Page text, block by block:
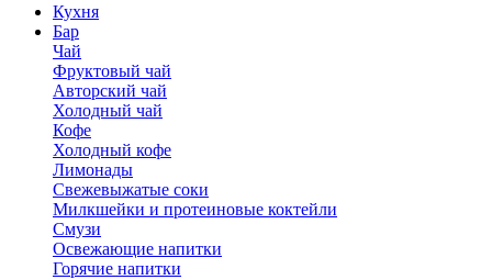
Кухня
Бар
Чай
Фруктовый чай
Авторский чай
Холодный чай
Кофе
Холодный кофе
Лимонады
Свежевыжатые соки
Милкшейки и протеиновые коктейли
Смузи
Освежающие напитки
Горячие напитки